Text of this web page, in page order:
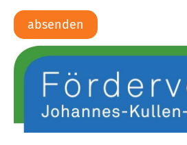
absenden